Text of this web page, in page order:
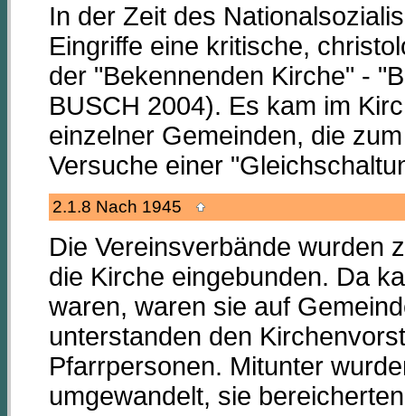
In der Zeit des
Eingriffe eine kritische,
der "Bekennenden Kirche" -
BUSCH 2004). Es kam im
einzelner Gemeinden, die
Versuche einer
2.1.8 Nach 1945
Die Vereinsverbände wurden
die Kirche eingebunden. Da
waren, waren sie auf
unterstanden den
Pfarrpersonen. Mitunter
umgewandelt, sie